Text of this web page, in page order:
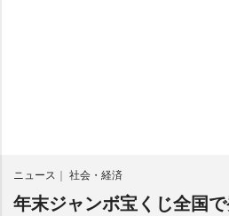
ニュース 社会・経済
年末ジャンボ宝くじ全国